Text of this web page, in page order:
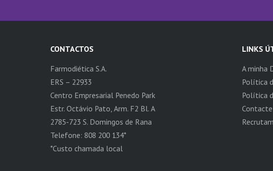
CONTACTOS
Farmodiética S.A.
ERS – 22933
Centro Empresarial Penedo Park
Estr. Octávio Pato, Arm. F2 Bl. A
2785-723 S. Domingos de Rana
Telefone: 808 200 134*
*Custo chamada local
LINKS
A minha
Política
Política